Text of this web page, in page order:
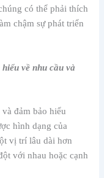
có thể phải thích
chậm sự phát triển
về nhu cầu và
đảm bảo hiểu
hình dạng của
vị trí lâu dài hơn
với nhau hoặc cạnh